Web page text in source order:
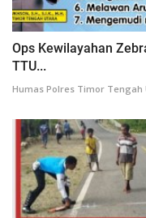
Ops Kewilayahan
TTU...
Humas Polres Timor Tengah